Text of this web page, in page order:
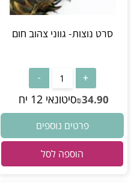
סרט נוצות- גווני צהוב חום
₪34.90 סיטונאי 12 יח
פרטים נוספים
הוספה לסל